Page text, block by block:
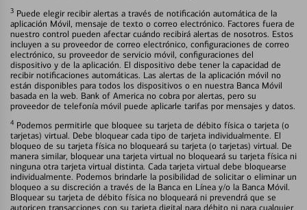
3 Puede elegir recibir alertas a través de notificación automática de la
aplicación Móvil, mensaje de texto o correo electrónico. Factores fuera de
nuestro control pueden afectar cuándo recibirá alertas de nosotros. Estos
incluyen a su proveedor de correo electrónico, configuraciones de correo
electrónico, su proveedor de servicio móvil, configuraciones del
dispositivo y de la aplicación. El dispositivo debe tener la capacidad de
recibir notificaciones automáticas. Las alertas de la aplicación móvil no
están disponibles para todos los dispositivos o en nuestra Banca Móvil
basada en la web. Bank of America no cobra por alertas, pero su
proveedor de telefonía móvil puede aplicarle tarifas por mensajes y datos.
4 Podemos permitirle que bloquee su tarjeta de débito física o tarjeta (o
tarjetas) virtual. Debe bloquear cada tipo de tarjeta individualmente. El
bloqueo de su tarjeta física no bloqueará su tarjeta (o tarjetas) virtual. De
manera similar, bloquear una tarjeta virtual no bloqueará su tarjeta física ni
ninguna otra tarjeta virtual distinta. Cada tarjeta virtual debe bloquearse
individualmente. Podemos brindarle la posibilidad de solicitar o eliminar un
bloqueo a su discreción a través de la Banca en Línea y/o la Banca Móvil.
Bloquear su tarjeta de débito física no bloqueará ni prevendrá que se
autoricen transacciones con su tarjeta digital para débito ni para cualquier